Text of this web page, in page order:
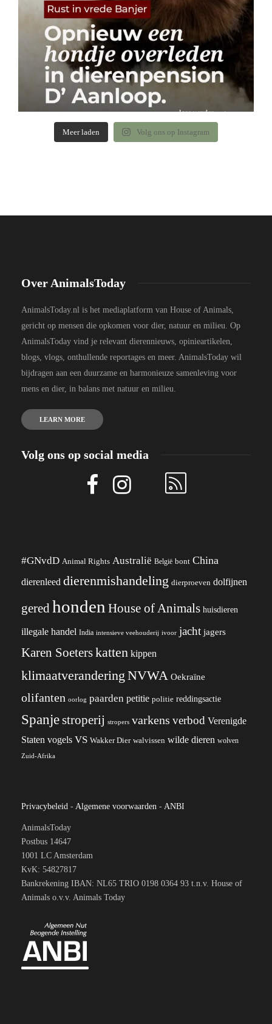
Meer laden Volg ons op Instagram
Over AnimalsToday
AnimalsToday.nl is het mediaplatform van House of Animals,
gericht op mensen die opkomen voor dier, natuur en milieu. Op
AnimalsToday vind je relevant dierennieuws, opinieartikelen,
blogs, vlogs, onthullende reportages en meer. AnimalsToday wil
bijdragen aan een duurzame en harmonieuze samenleving voor
mens en dier, in balans met natuur en milieu.
LEARN MORE
Volg ons op social media
#GNvdD Animal Rights Australië België bont China
dierenleed dierenmishandeling dierproeven dolfijnen
gered honden House of Animals huisdieren
illegale handel India intensieve veehouderij ivoor jacht jagers
Karen Soeterskatten kippen
klimaatverandering NVWA Oekraïne
olifanten oorlog paarden petitie politie reddingsactie
Spanjestroperij stropers varkens verbod Verenigde
Staten vogels VS Wakker Dier walvissen wilde dieren wolven
Zuid-Afrika
Privacybeleid - Algemene voorwaarden - ANBI
AnimalsToday
Postbus 14647
1001 LC Amsterdam
KvK: 54827817
Bankrekening IBAN: NL65 TRIO 0198 0364 93 t.n.v. House of
Animals o.v.v. Animals Today